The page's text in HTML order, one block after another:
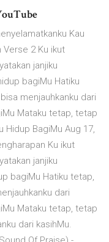
Kau
Verse 2 Ku ikut
janjiku
bagiMu Hatiku
menjauhkanku dari
Mataku tetap, tetap
Hidup BagiMu Aug 17,
Ku ikut
janjiku
bagiMu Hatiku tetap,
dari
Mataku tetap, tetap
dari kasihMu.